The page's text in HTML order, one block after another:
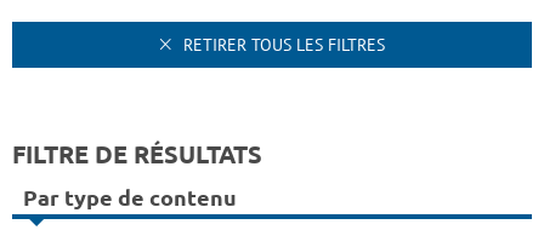
RETIRER TOUS LES FILTRES
FILTRE DE RÉSULTATS
Par type de contenu